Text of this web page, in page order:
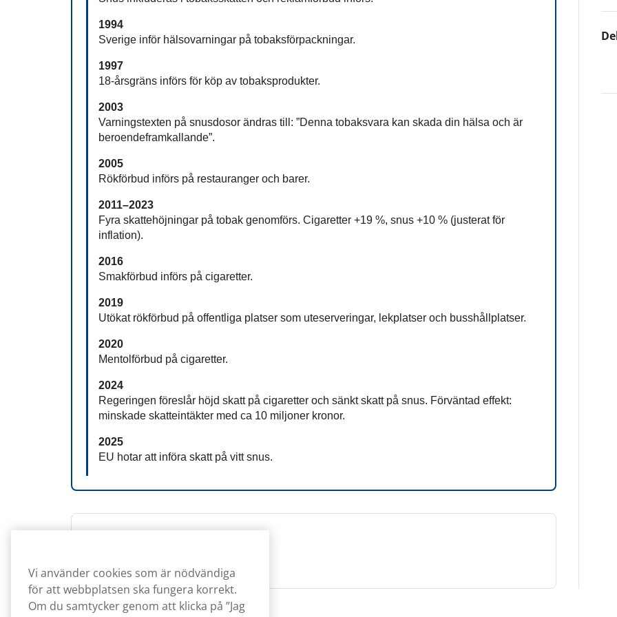
1994
Sverige inför hälsovarningar på tobaksförpackningar.
1997
18-årsgräns införs för köp av tobaksprodukter.
2003
Varningstexten på snusdosor ändras till: ”Denna tobaksvara kan skada din hälsa och är
beroendeframkallande”.
2005
Rökförbud införs på restauranger och barer.
2011–2023
Fyra skattehöjningar på tobak genomförs. Cigaretter +19 %, snus +10 % (justerat för
inflation).
2016
Smakförbud införs på cigaretter.
2019
Utökat rökförbud på offentliga platser som uteserveringar, lekplatser och busshållplatser.
2020
Mentolförbud på cigaretter.
2024
Regeringen föreslår höjd skatt på cigaretter och sänkt skatt på snus. Förväntad effekt:
minskade skatteintäkter med ca 10 miljoner kronor.
2025
EU hotar att införa skatt på vitt snus.
Vi använder cookies som är nödvändiga
för att webbplatsen ska fungera korrekt.
Om du samtycker genom att klicka på ”Jag